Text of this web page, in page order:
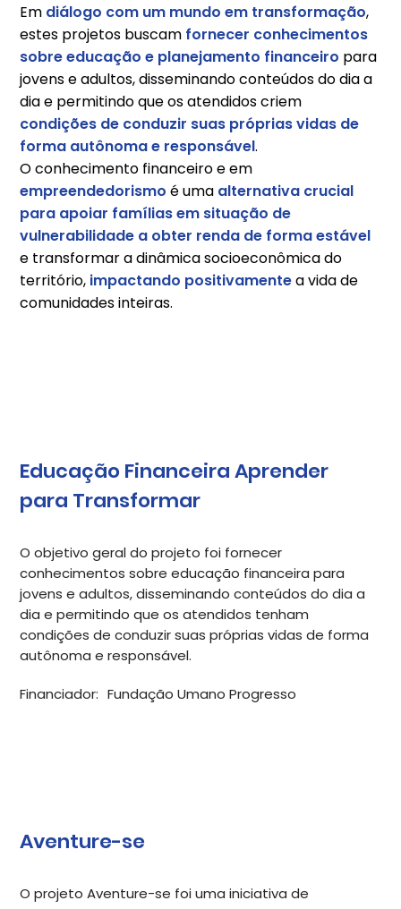
Em diálogo com um mundo em transformação,
estes projetos buscam fornecer conhecimentos
sobre educação e planejamento financeiro para
jovens e adultos, disseminando conteúdos do dia a
dia e permitindo que os atendidos criem
condições de conduzir suas próprias vidas de
forma autônoma e responsável.
O conhecimento financeiro e em
empreendedorismo é uma alternativa crucial
para apoiar famílias em situação de
vulnerabilidade a obter renda de forma estável
e transformar a dinâmica socioeconômica do
território, impactando positivamentea vida de
comunidades inteiras.
Educação Financeira Aprender
para Transformar
O objetivo geral do projeto foi fornecer
conhecimentos sobre educação financeira para
jovens e adultos, disseminando conteúdos do dia a
dia e permitindo que os atendidos tenham
condições de conduzir suas próprias vidas de forma
autônoma e responsável.
Fundação Umano Progresso
Financiador:
Aventure-se
O projeto Aventure-se foi uma iniciativa de